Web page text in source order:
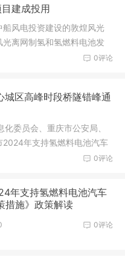
建成投用
风电投资建设的敦煌风光
离网制氢和氢燃料电池发
0评论
区高峰时段桥隧错峰通
委员会、重庆市公安局、
年支持氢燃料电池汽车
0评论
年支持氢燃料电池汽车
措施》政策解读
0评论